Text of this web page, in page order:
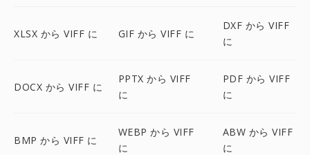
XLSX から VIFF に GIF から VIFF に
DXF から VIFF
に
DOCX から VIFF に
PPTX から VIFF
に
PDF から VIFF
に
BMP から VIFF に
WEBP から VIFF
に
ABW から VIFF
に